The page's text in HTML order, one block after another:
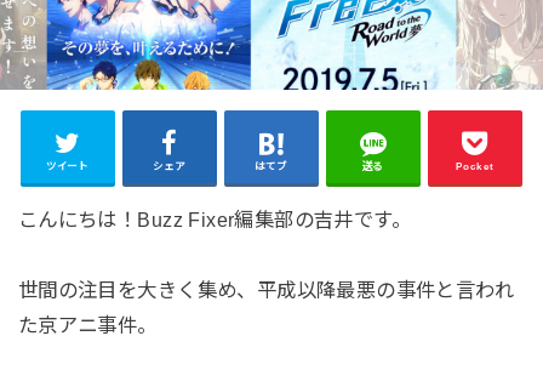
ツイート シェア はてブ 送る Pocket
こんにちは！Buzz Fixer編集部の吉井です。
世間の注目を大きく集め、平成以降最悪の事件と言われ
た京アニ事件。